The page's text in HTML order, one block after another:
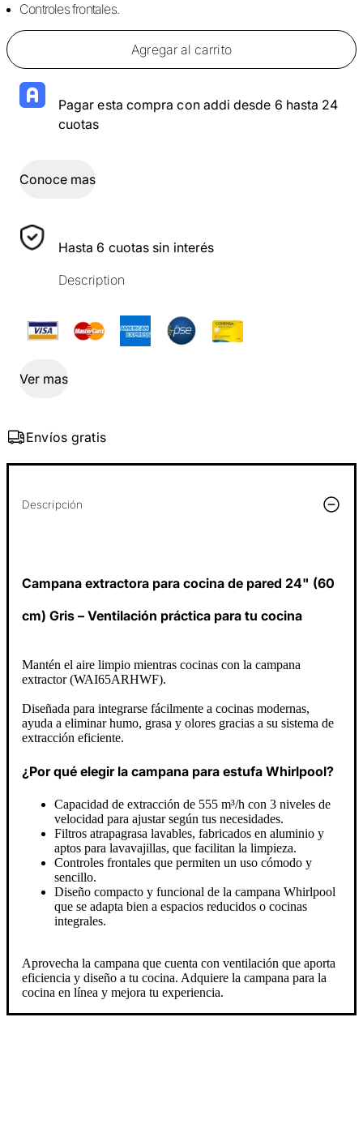
Controles frontales.
Agregar al carrito
Pagar esta compra con addi desde 6 hasta 24
cuotas
Conoce mas
Hasta 6 cuotas sin interés
Description
Ver mas
Envíos gratis
Descripción
Campana extractora para cocina de pared 24" (60
cm) Gris – Ventilación práctica para tu cocina
Mantén el aire limpio mientras cocinas con la campana
extractor (WAI65ARHWF).
Diseñada para integrarse fácilmente a cocinas modernas,
ayuda a eliminar humo, grasa y olores gracias a su sistema de
extracción eficiente.
¿Por qué elegir la campana para estufa Whirlpool?
Capacidad de extracción de 555 m³/h con 3 niveles de
velocidad para ajustar según tus necesidades.
Filtros atrapagrasa lavables, fabricados en aluminio y
aptos para lavavajillas, que facilitan la limpieza.
Controles frontales que permiten un uso cómodo y
sencillo.
Diseño compacto y funcional de la campana Whirlpool
que se adapta bien a espacios reducidos o cocinas
integrales.
Aprovecha la campana que cuenta con ventilación que aporta
eficiencia y diseño a tu cocina. Adquiere la campana para la
cocina en línea y mejora tu experiencia.